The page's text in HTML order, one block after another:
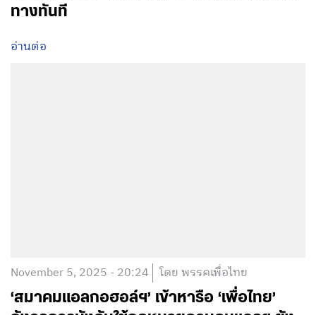
ทางทันที
อ่านต่อ
November 5, 2025 - 20:24 โดย พรรคเพื่อไทย
‘สมาคมแอลกอฮอล์ฯ’ เข้าหารือ ‘เพื่อไทย’